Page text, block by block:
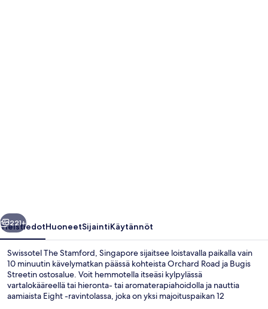
Seuraava
221+
YleistiedotHuoneetSijaintiKäytännöt
Swissotel The Stamford, Singapore sijaitsee loistavalla paikalla vain
10 minuutin kävelymatkan päässä kohteista Orchard Road ja Bugis
Streetin ostosalue. Voit hemmotella itseäsi kylpylässä
vartalokääreellä tai hieronta- tai aromaterapiahoidolla ja nauttia
aamiaista Eight -ravintolassa, joka on yksi majoituspaikan 12